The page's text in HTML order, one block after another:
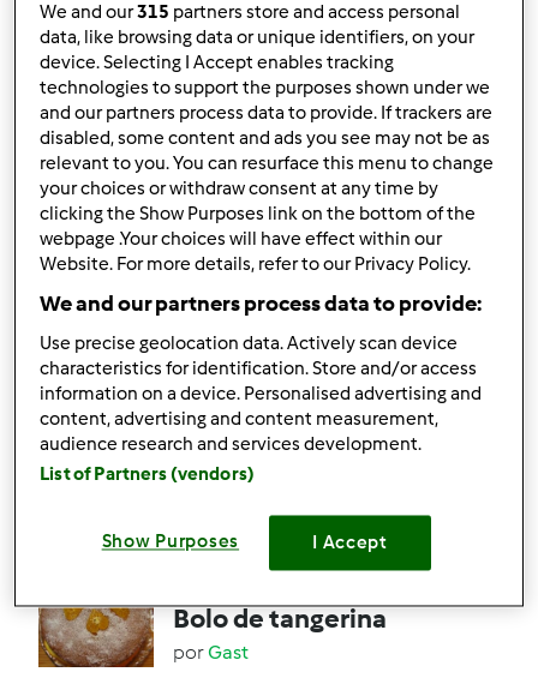
1 1 -- -- 2min
5.0(2)
O bolo de bolacha cá de
casa
porGast
Bolo simples de Maça
porGast
1 1h 0min
Bolo de tangerina
porGast
We and our315 partners store and access personal
data, like browsing data or unique identifiers, on your
device. Selecting I Accept enables tracking
technologies to support the purposes shown under we
and our partners process data to provide. If trackers are
disabled, some content and ads you see may not be as
relevant to you. You can resurface this menu to change
your choices or withdraw consent at any time by
clicking the Show Purposes link on the bottom of the
webpage .Your choices will have effect within our
Website. For more details, refer to our Privacy Policy.
We and our partners process data to provide:
Use precise geolocation data. Actively scan device
characteristics for identification. Store and/or access
information on a device. Personalised advertising and
content, advertising and content measurement,
audience research and services development.
List of Partners (vendors)
Show Purposes I Accept